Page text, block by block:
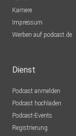
Karriere
Impressum
Werben auf podcast.de
Dienst
Podcast anmelden
Podcast hochladen
Podcast-Events
Registrierung